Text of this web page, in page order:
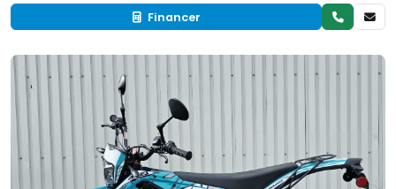
Financer
EN INVENTAIRE Neuf